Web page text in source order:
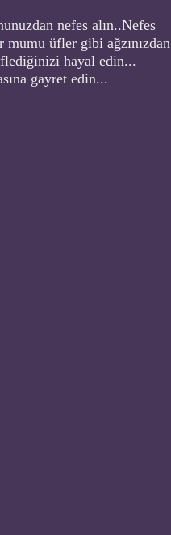
nefes alın..Nefes
mumu üfler gibi ağzınızdan
hayal edin...
gayret edin...